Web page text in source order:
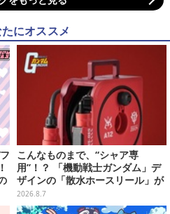
にオススメ
こんなものまで、“シャア専
用”！？ 「機動戦士ガンダム」デ
ザインの「散水ホースリール」が
予約開始ーあえて存在感を放つ赤
さ
2026.8.7